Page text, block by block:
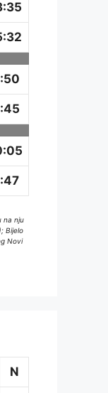
na nju
Bijelo
Novi
N